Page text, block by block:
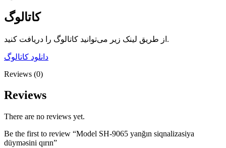
کاتالوگ
از طریق لینک زیر می‌توانید کاتالوگ را دریافت کنید.
دانلود کاتالوگ
Reviews (0)
Reviews
There are no reviews yet.
Be the first to review “Model SH-9065 yanğın siqnalizasiya
düyməsini qırın”